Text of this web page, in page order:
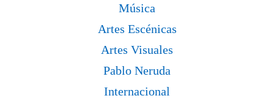
Música
Artes Escénicas
Artes Visuales
Pablo Neruda
Internacional